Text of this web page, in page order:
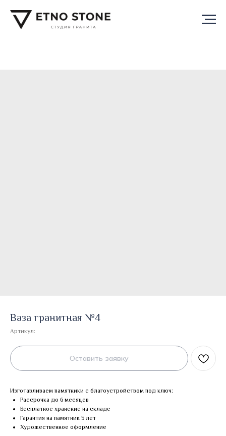
Ваза гранитная №4
Артикул:
Оставить заявку
Изготавливаем памятники с благоустройством под ключ:
Рассрочка до 6 месяцев
Бесплатное хранение на складе
Гарантия на памятник 5 лет
Художественное оформление